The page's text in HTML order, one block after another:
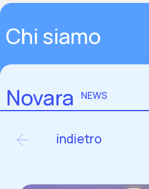
Chi siamo
NEWS
Novara
indietro